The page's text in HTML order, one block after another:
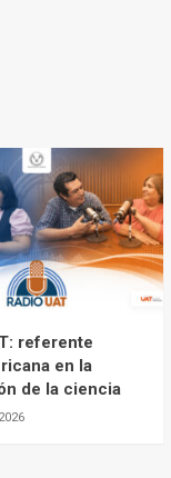
referente
en la
de la ciencia